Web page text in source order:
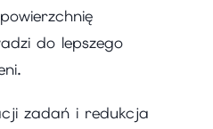
do lepszego
zadań i redukcja